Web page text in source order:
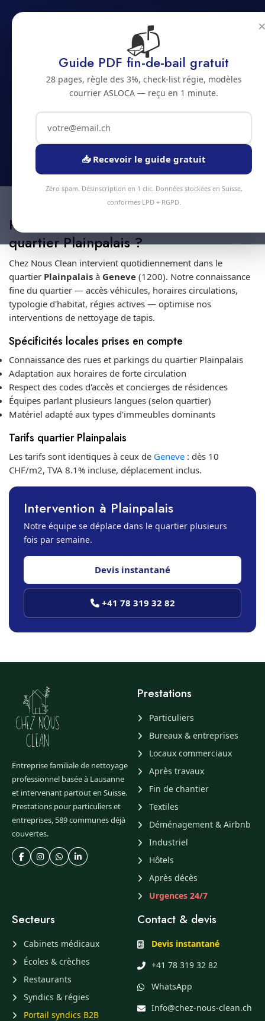
Geneve
Nettoyage de tapis
dans le quartier
Plainpalais
Spécialiste à Geneve · Devis 24h · Intervention 48h
Pourquoi une équipe spécialisée
quartier Plainpalais ?
Chez Nous Clean intervient quotidiennement dans le
quartier Plainpalais à Geneve (1200). Notre connaissance
fine du quartier — accès véhicules, horaires circulations,
typologie d'habitat, régies actives — optimise nos
interventions de nettoyage de tapis.
Spécificités locales prises en compte
Connaissance des rues et parkings du quartier Plainpalais
Adaptation aux horaires de forte circulation
Respect des codes d'accès et concierges de résidences
Équipes parlant plusieurs langues (selon quartier)
Matériel adapté aux types d'immeubles dominants
Tarifs quartier Plainpalais
Les tarifs sont identiques à ceux de Geneve : dès 10
CHF/m2, TVA 8.1% incluse, déplacement inclus.
Intervention à Plainpalais
Notre équipe se déplace dans le quartier plusieurs
fois par semaine.
Devis instantané
+41 78 319 32 82
Entreprise familiale de nettoyage
professionnel basée à Lausanne
et intervenant partout en Suisse.
Prestations pour particuliers et
entreprises, 589 communes déjà
couvertes.
Prestations
Particuliers
Bureaux & entreprises
Locaux commerciaux
Après travaux
Fin de chantier
Textiles
Déménagement & Airbnb
Industriel
Hôtels
Après décès
Urgences 24/7
Secteurs
Cabinets médicaux
Écoles & crèches
Restaurants
Syndics & régies
Portail syndics B2B
Contact & devis
Devis instantané
+41 78 319 32 82
WhatsApp
Info@chez-nous-clean.ch
📬
Guide PDF fin-de-bail gratuit
28 pages, règle des 3%, check-list régie, modèles
courrier ASLOCA — reçu en 1 minute.
📥 Recevoir le guide gratuit
Zéro spam. Désinscription en 1 clic. Données stockées en Suisse,
conformes LPD + RGPD.